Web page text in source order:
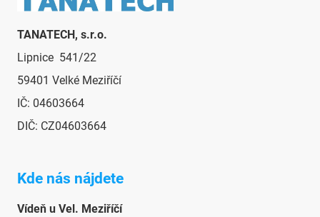
v
TANATECH, s.r.o.
Lipnice 541/22
59401 Velké Meziříčí
IČ: 04603664
DIČ: CZ04603664
Kde nás nájdete
Vídeň u Vel. Meziříčí